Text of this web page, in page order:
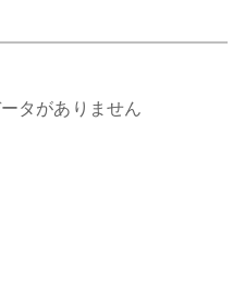
タがありません